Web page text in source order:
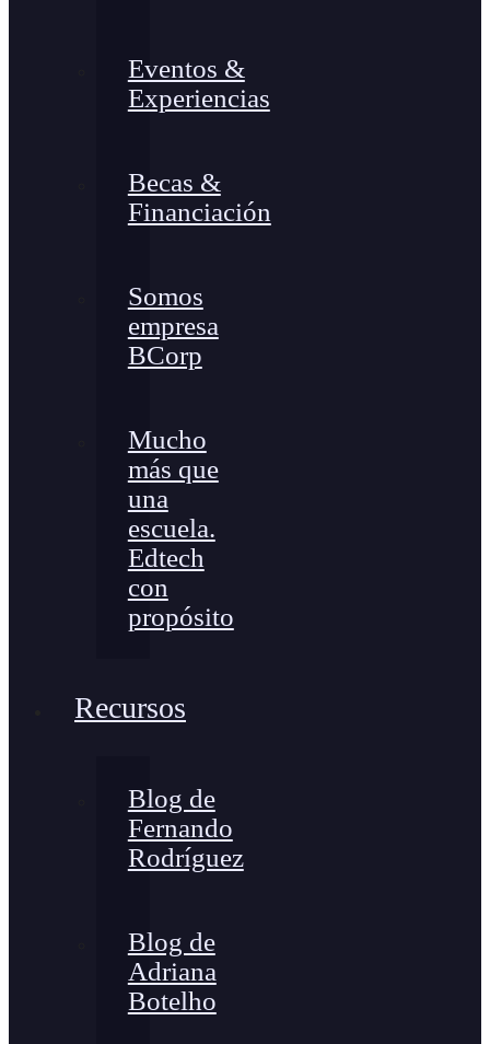
Eventos &
Experiencias
Becas &
Financiación
Somos
empresa
BCorp
Mucho
más que
una
escuela.
Edtech
con
propósito
Recursos
Blog de
Fernando
Rodríguez
Blog de
Adriana
Botelho